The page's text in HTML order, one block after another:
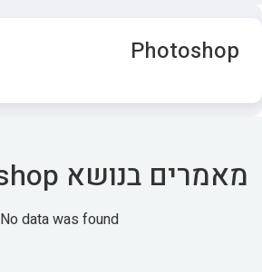
Photoshop
מאמרים בנושא Photoshop
No data was found